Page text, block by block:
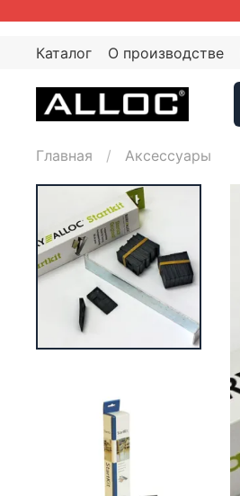
Каталог О производстве
Главная Аксессуары